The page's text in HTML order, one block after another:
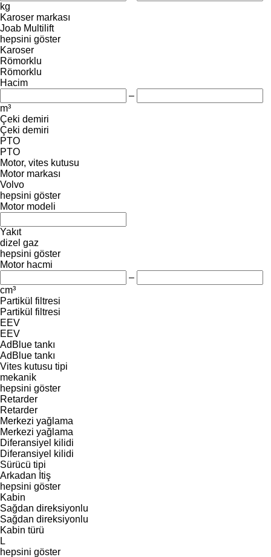
kg
Karoser markası
Joab Multilift
hepsini göster
Karoser
Römorklu
Römorklu
Hacim
–
m³
Çeki demiri
Çeki demiri
PTO
PTO
Motor, vites kutusu
Motor markası
Volvo
hepsini göster
Motor modeli
Yakıt
dizel gaz
hepsini göster
Motor hacmi
–
cm³
Partikül filtresi
Partikül filtresi
EEV
EEV
AdBlue tankı
AdBlue tankı
Vites kutusu tipi
mekanik
hepsini göster
Retarder
Retarder
Merkezi yağlama
Merkezi yağlama
Diferansiyel kilidi
Diferansiyel kilidi
Sürücü tipi
Arkadan İtiş
hepsini göster
Kabin
Sağdan direksiyonlu
Sağdan direksiyonlu
Kabin türü
L
hepsini göster